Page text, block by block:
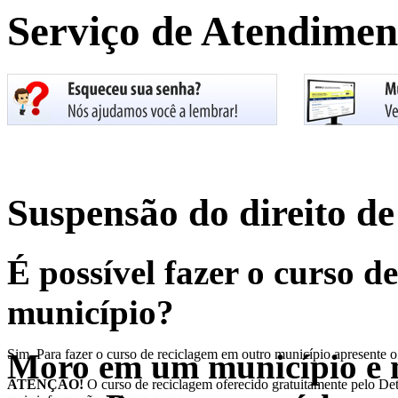
Serviço de
Suspensão do direito
É possível fazer o curso
município?
Sim. Para fazer o curso de reciclagem em outro município
ATENÇÃO! O curso de reciclagem oferecido gratuitamente pelo
Moro em um município e